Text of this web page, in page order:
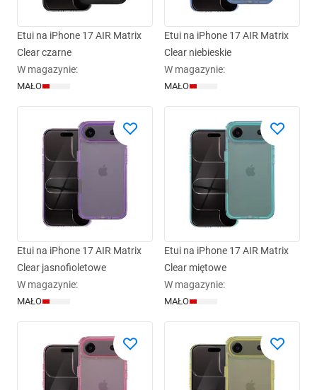
Etui na iPhone 17 AIR Matrix
Clear czarne
W magazynie:
MAŁO
Etui na iPhone 17 AIR Matrix
Clear niebieskie
W magazynie:
MAŁO
Etui na iPhone 17 AIR Matrix
Clear jasnofioletowe
W magazynie:
MAŁO
Etui na iPhone 17 AIR Matrix
Clear miętowe
W magazynie:
MAŁO